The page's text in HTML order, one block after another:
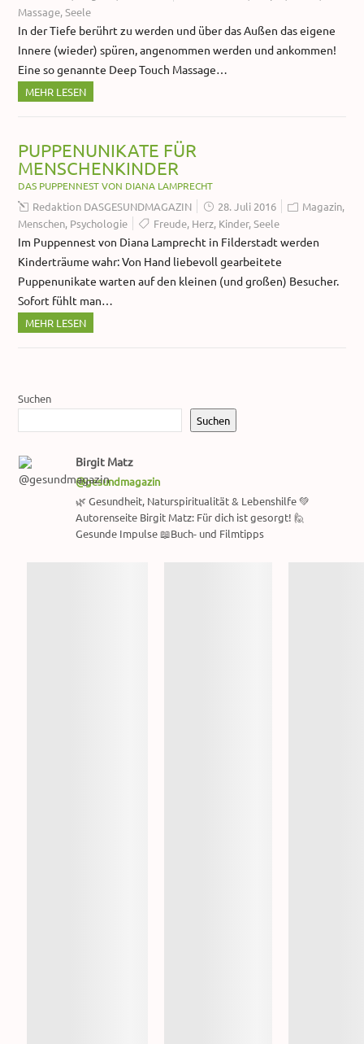
Massage,Seele
In der Tiefe berührt zu werden und über das Außen das eigene
Innere (wieder) spüren, angenommen werden und ankommen!
Eine so genannte Deep Touch Massage…
MEHR LESEN
PUPPENUNIKATE FÜR
MENSCHENKINDER
DAS PUPPENNEST VON DIANA LAMPRECHT
Redaktion DASGESUNDMAGAZIN 28. Juli 2016 Magazin,
Menschen, Psychologie Freude, Herz, Kinder,Seele
Im Puppennest von Diana Lamprecht in Filderstadt werden
Kinderträume wahr: Von Hand liebevoll gearbeitete
Puppenunikate warten auf den kleinen (und großen) Besucher.
Sofort fühlt man…
MEHR LESEN
Suchen
Suchen
Birgit Matz
@gesundmagazin
🌿 Gesundheit, Naturspiritualität & Lebenshilfe 💚
Autorenseite Birgit Matz: Für dich ist gesorgt! 🙋
Gesunde Impulse 📖Buch- und Filmtipps